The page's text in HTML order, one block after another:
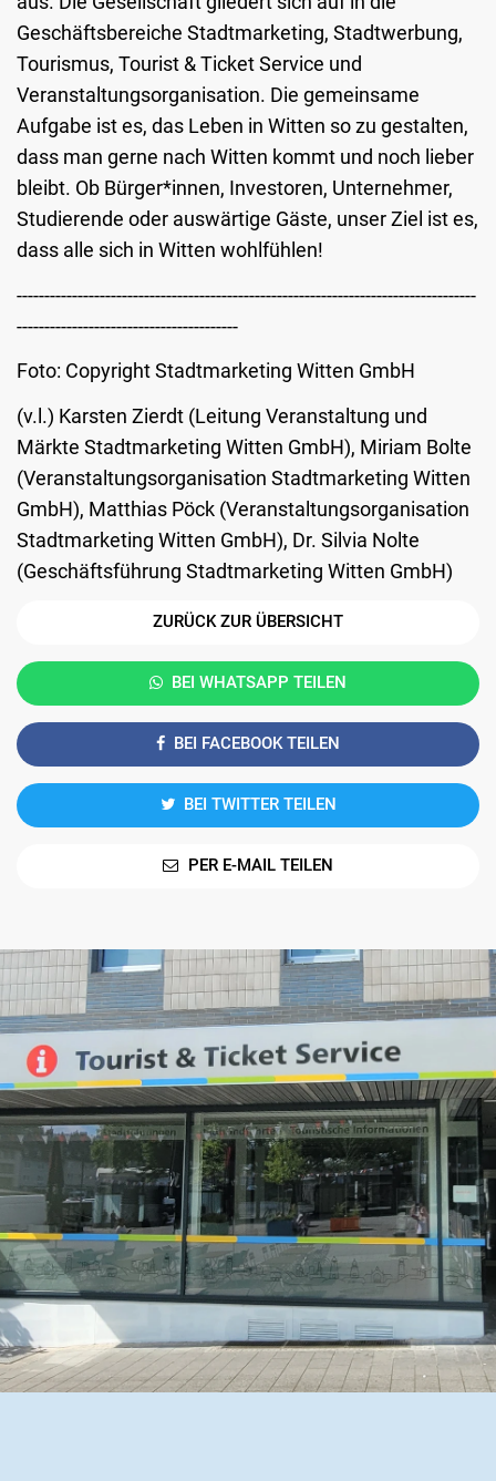
Geschäftsbereiche Stadtmarketing, Stadtwerbung,
Tourismus, Tourist & Ticket Service und
Veranstaltungsorganisation. Die gemeinsame
Aufgabe ist es, das Leben in Witten so zu gestalten,
dass man gerne nach Witten kommt und noch lieber
bleibt. Ob Bürger*innen, Investoren, Unternehmer,
Studierende oder auswärtige Gäste, unser Ziel ist es,
dass alle sich in Witten wohlfühlen!
-----------------------------------------------------------------------------------
----------------------------------------
Foto: Copyright Stadtmarketing Witten GmbH
(v.l.) Karsten Zierdt (Leitung Veranstaltung und
Märkte Stadtmarketing Witten GmbH), Miriam Bolte
(Veranstaltungsorganisation Stadtmarketing Witten
GmbH), Matthias Pöck (Veranstaltungsorganisation
Stadtmarketing Witten GmbH), Dr. Silvia Nolte
(Geschäftsführung Stadtmarketing Witten GmbH)
ZURÜCK ZUR ÜBERSICHT
BEI WHATSAPP TEILEN
BEI FACEBOOK TEILEN
BEI TWITTER TEILEN
PER E-MAIL TEILEN